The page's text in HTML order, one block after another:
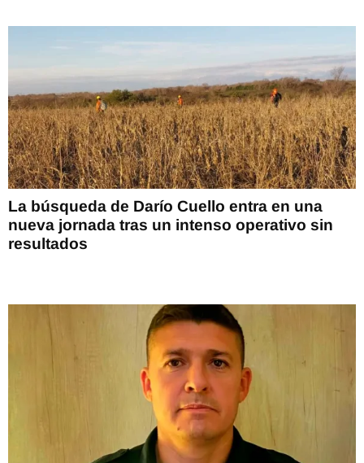
La búsqueda de Darío Cuello entra en una
nueva jornada tras un intenso operativo sin
resultados